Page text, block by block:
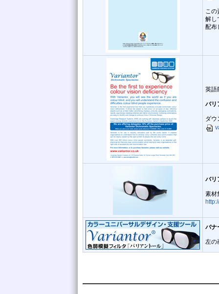
この
解し
配布
英語
バリ
ダウ
バリ
素材
バナ
左の